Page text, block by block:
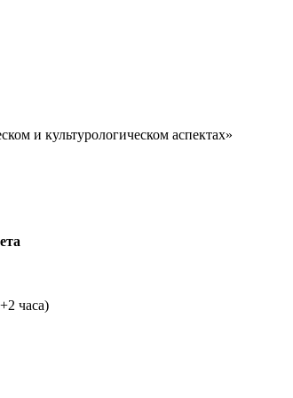
и культурологическом аспектах»
часа)